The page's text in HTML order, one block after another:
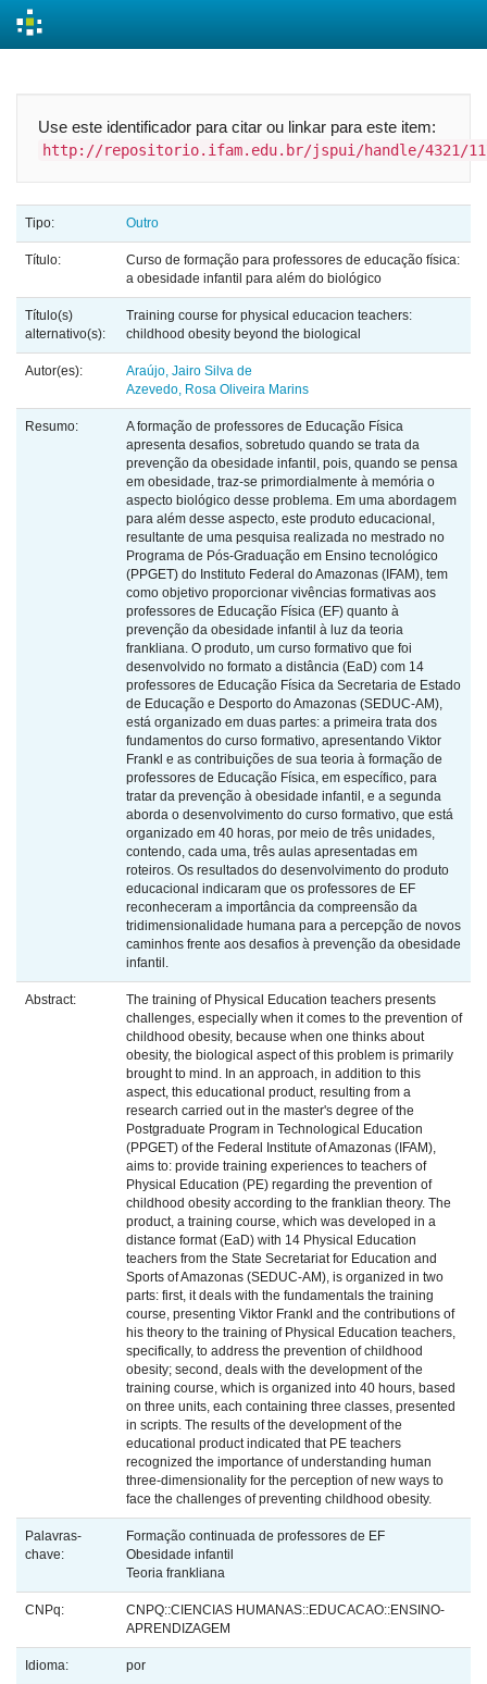
Use este identificador para citar ou linkar para este item:
http://repositorio.ifam.edu.br/jspui/handle/4321/
Tipo: Outro
Título:
Curso de formação para professores de educação física:
a obesidade infantil para além do biológico
Título(s)
alternativo(s):
Training course for physical educacion teachers:
childhood obesity beyond the biological
Autor(es):
Araújo, Jairo Silva de
Azevedo, Rosa Oliveira Marins
Resumo:
A formação de professores de Educação Física
apresenta desafios, sobretudo quando se trata da
prevenção da obesidade infantil, pois, quando se pensa
em obesidade, traz-se primordialmente à memória o
aspecto biológico desse problema. Em uma abordagem
para além desse aspecto, este produto educacional,
resultante de uma pesquisa realizada no mestrado no
Programa de Pós-Graduação em Ensino tecnológico
(PPGET) do Instituto Federal do Amazonas (IFAM), tem
como objetivo proporcionar vivências formativas aos
professores de Educação Física (EF) quanto à
prevenção da obesidade infantil à luz da teoria
frankliana. O produto, um curso formativo que foi
desenvolvido no formato a distância (EaD) com 14
professores de Educação Física da Secretaria de Estado
de Educação e Desporto do Amazonas (SEDUC-AM),
está organizado em duas partes: a primeira trata dos
fundamentos do curso formativo, apresentando Viktor
Frankl e as contribuições de sua teoria à formação de
professores de Educação Física, em específico, para
tratar da prevenção à obesidade infantil, e a segunda
aborda o desenvolvimento do curso formativo, que está
organizado em 40 horas, por meio de três unidades,
contendo, cada uma, três aulas apresentadas em
roteiros. Os resultados do desenvolvimento do produto
educacional indicaram que os professores de EF
reconheceram a importância da compreensão da
tridimensionalidade humana para a percepção de novos
caminhos frente aos desafios à prevenção da obesidade
infantil.
Abstract:
The training of Physical Education teachers presents
challenges, especially when it comes to the prevention of
childhood obesity, because when one thinks about
obesity, the biological aspect of this problem is primarily
brought to mind. In an approach, in addition to this
aspect, this educational product, resulting from a
research carried out in the master's degree of the
Postgraduate Program in Technological Education
(PPGET) of the Federal Institute of Amazonas (IFAM),
aims to: provide training experiences to teachers of
Physical Education (PE) regarding the prevention of
childhood obesity according to the franklian theory. The
product, a training course, which was developed in a
distance format (EaD) with 14 Physical Education
teachers from the State Secretariat for Education and
Sports of Amazonas (SEDUC-AM), is organized in two
parts: first, it deals with the fundamentals the training
course, presenting Viktor Frankl and the contributions of
his theory to the training of Physical Education teachers,
specifically, to address the prevention of childhood
obesity; second, deals with the development of the
training course, which is organized into 40 hours, based
on three units, each containing three classes, presented
in scripts. The results of the development of the
educational product indicated that PE teachers
recognized the importance of understanding human
three-dimensionality for the perception of new ways to
face the challenges of preventing childhood obesity.
Palavras-
chave:
Formação continuada de professores de EF
Obesidade infantil
Teoria frankliana
CNPq:
CNPQ::CIENCIAS HUMANAS::EDUCACAO::ENSINO-
APRENDIZAGEM
Idioma: por